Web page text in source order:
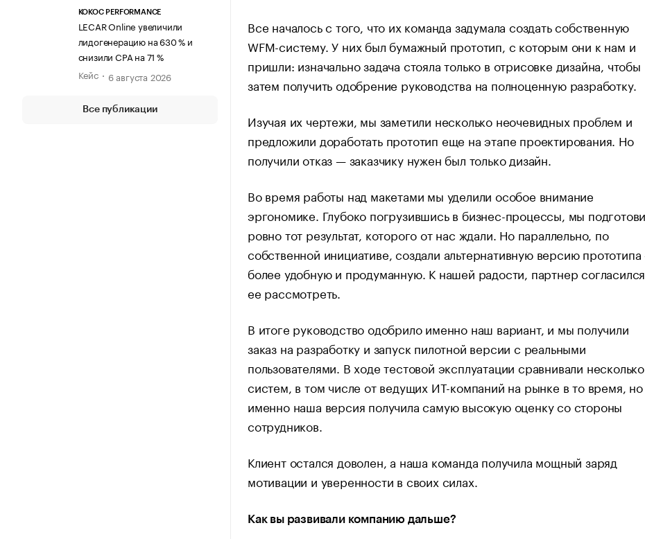
KOKOC PERFORMANCE
LECAR Online увеличили
лидогенерацию на 630 % и
снизили CPA на 71 %
Кейс
6 августа 2026
Все публикации
Все началось с того, что их команда задумала создать собственную
WFM-систему. У них был бумажный прототип, с которым они к нам и
пришли: изначально задача стояла только в отрисовке дизайна, чтобы
затем получить одобрение руководства на полноценную разработку.
Изучая их чертежи, мы заметили несколько неочевидных проблем и
предложили доработать прототип еще на этапе проектирования. Но
получили отказ — заказчику нужен был только дизайн.
Во время работы над макетами мы уделили особое внимание
эргономике. Глубоко погрузившись в бизнес-процессы, мы
ровно тот результат, которого от нас ждали. Но параллельно, по
собственной инициативе, создали альтернативную версию
более удобную и продуманную. К нашей радости, партнер согласился
ее рассмотреть.
В итоге руководство одобрило именно наш вариант, и мы получили
заказ на разработку и запуск пилотной версии с реальными
пользователями. В ходе тестовой эксплуатации сравнивали несколько
систем, в том числе от ведущих ИТ-компаний на рынке в то время, но
именно наша версия получила самую высокую оценку со стороны
сотрудников.
Клиент остался доволен, а наша команда получила мощный заряд
мотивации и уверенности в своих силах.
Как вы развивали компанию дальше?